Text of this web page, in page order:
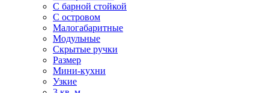
С барной стойкой
С островом
Малогабаритные
Модульные
Скрытые ручки
Размер
Мини-кухни
Узкие